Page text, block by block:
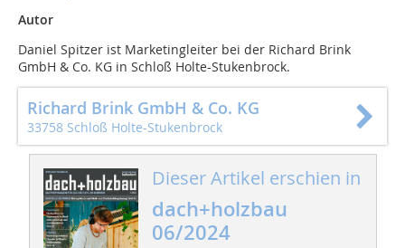
Autor
Daniel Spitzer ist Marketingleiter bei der Richard Brink
GmbH & Co. KG in Schloß Holte-Stukenbrock.
Richard Brink GmbH & Co. KG
33758 Schloß Holte-Stukenbrock
Dieser Artikel erschien in
dach+holzbau
06/2024